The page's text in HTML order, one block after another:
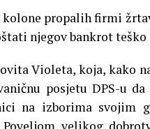
propalih firmi
njegov bankrot
Violeta, koja, kako
posjetu DPS-u
na izborima svojim